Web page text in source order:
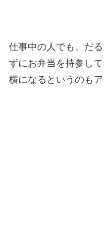
仕事中の人でも、だ
ずにお弁当を持参し
横になるというのもア